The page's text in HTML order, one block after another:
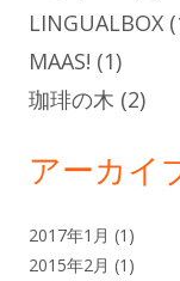
LINGUALBOX
MAAS! (1)
珈琲の木 (2)
アーカイ
2017年1月 (1)
2015年2月 (1)